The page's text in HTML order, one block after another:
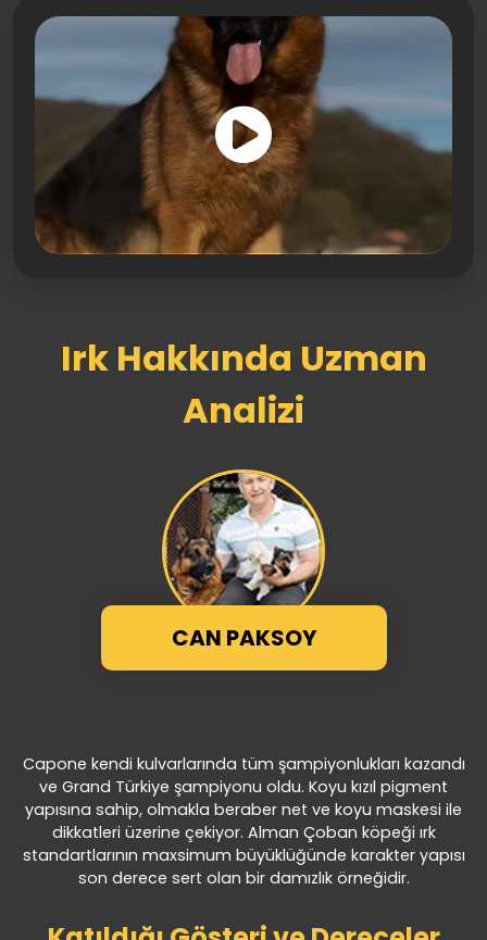
Irk Hakkında Uzman
Analizi
CAN PAKSOY
Capone kendi kulvarlarında tüm şampiyonlukları kazandı
ve Grand Türkiye şampiyonu oldu. Koyu kızıl pigment
yapısına sahip, olmakla beraber net ve koyu maskesi ile
dikkatleri üzerine çekiyor. Alman Çoban köpeği ırk
standartlarının maxsimum büyüklüğünde karakter yapısı
son derece sert olan bir damızlık örneğidir.